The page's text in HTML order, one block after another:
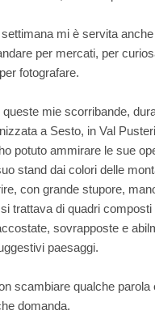
mi è servita
per mercati, per
fotografare.
queste mie scorribande,
a Sesto, in Val
potuto ammirare le sue
stand dai colori delle
con grande stupore,
trattava di quadri composti
sovrapposte e
paesaggi.
scambiare qualche parola
domanda.